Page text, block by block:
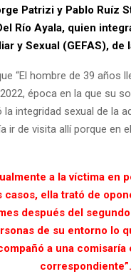
Patrizi y Pablo Ruíz
Río Ayala, quien
y Sexual (GEFAS), de
“El hombre de 39 años
época en la que su
integridad sexual de la
ir de visita allí porque
a la víctima en
casos, ella trató de
después del
de su entorno lo
a una
correspondiente”.